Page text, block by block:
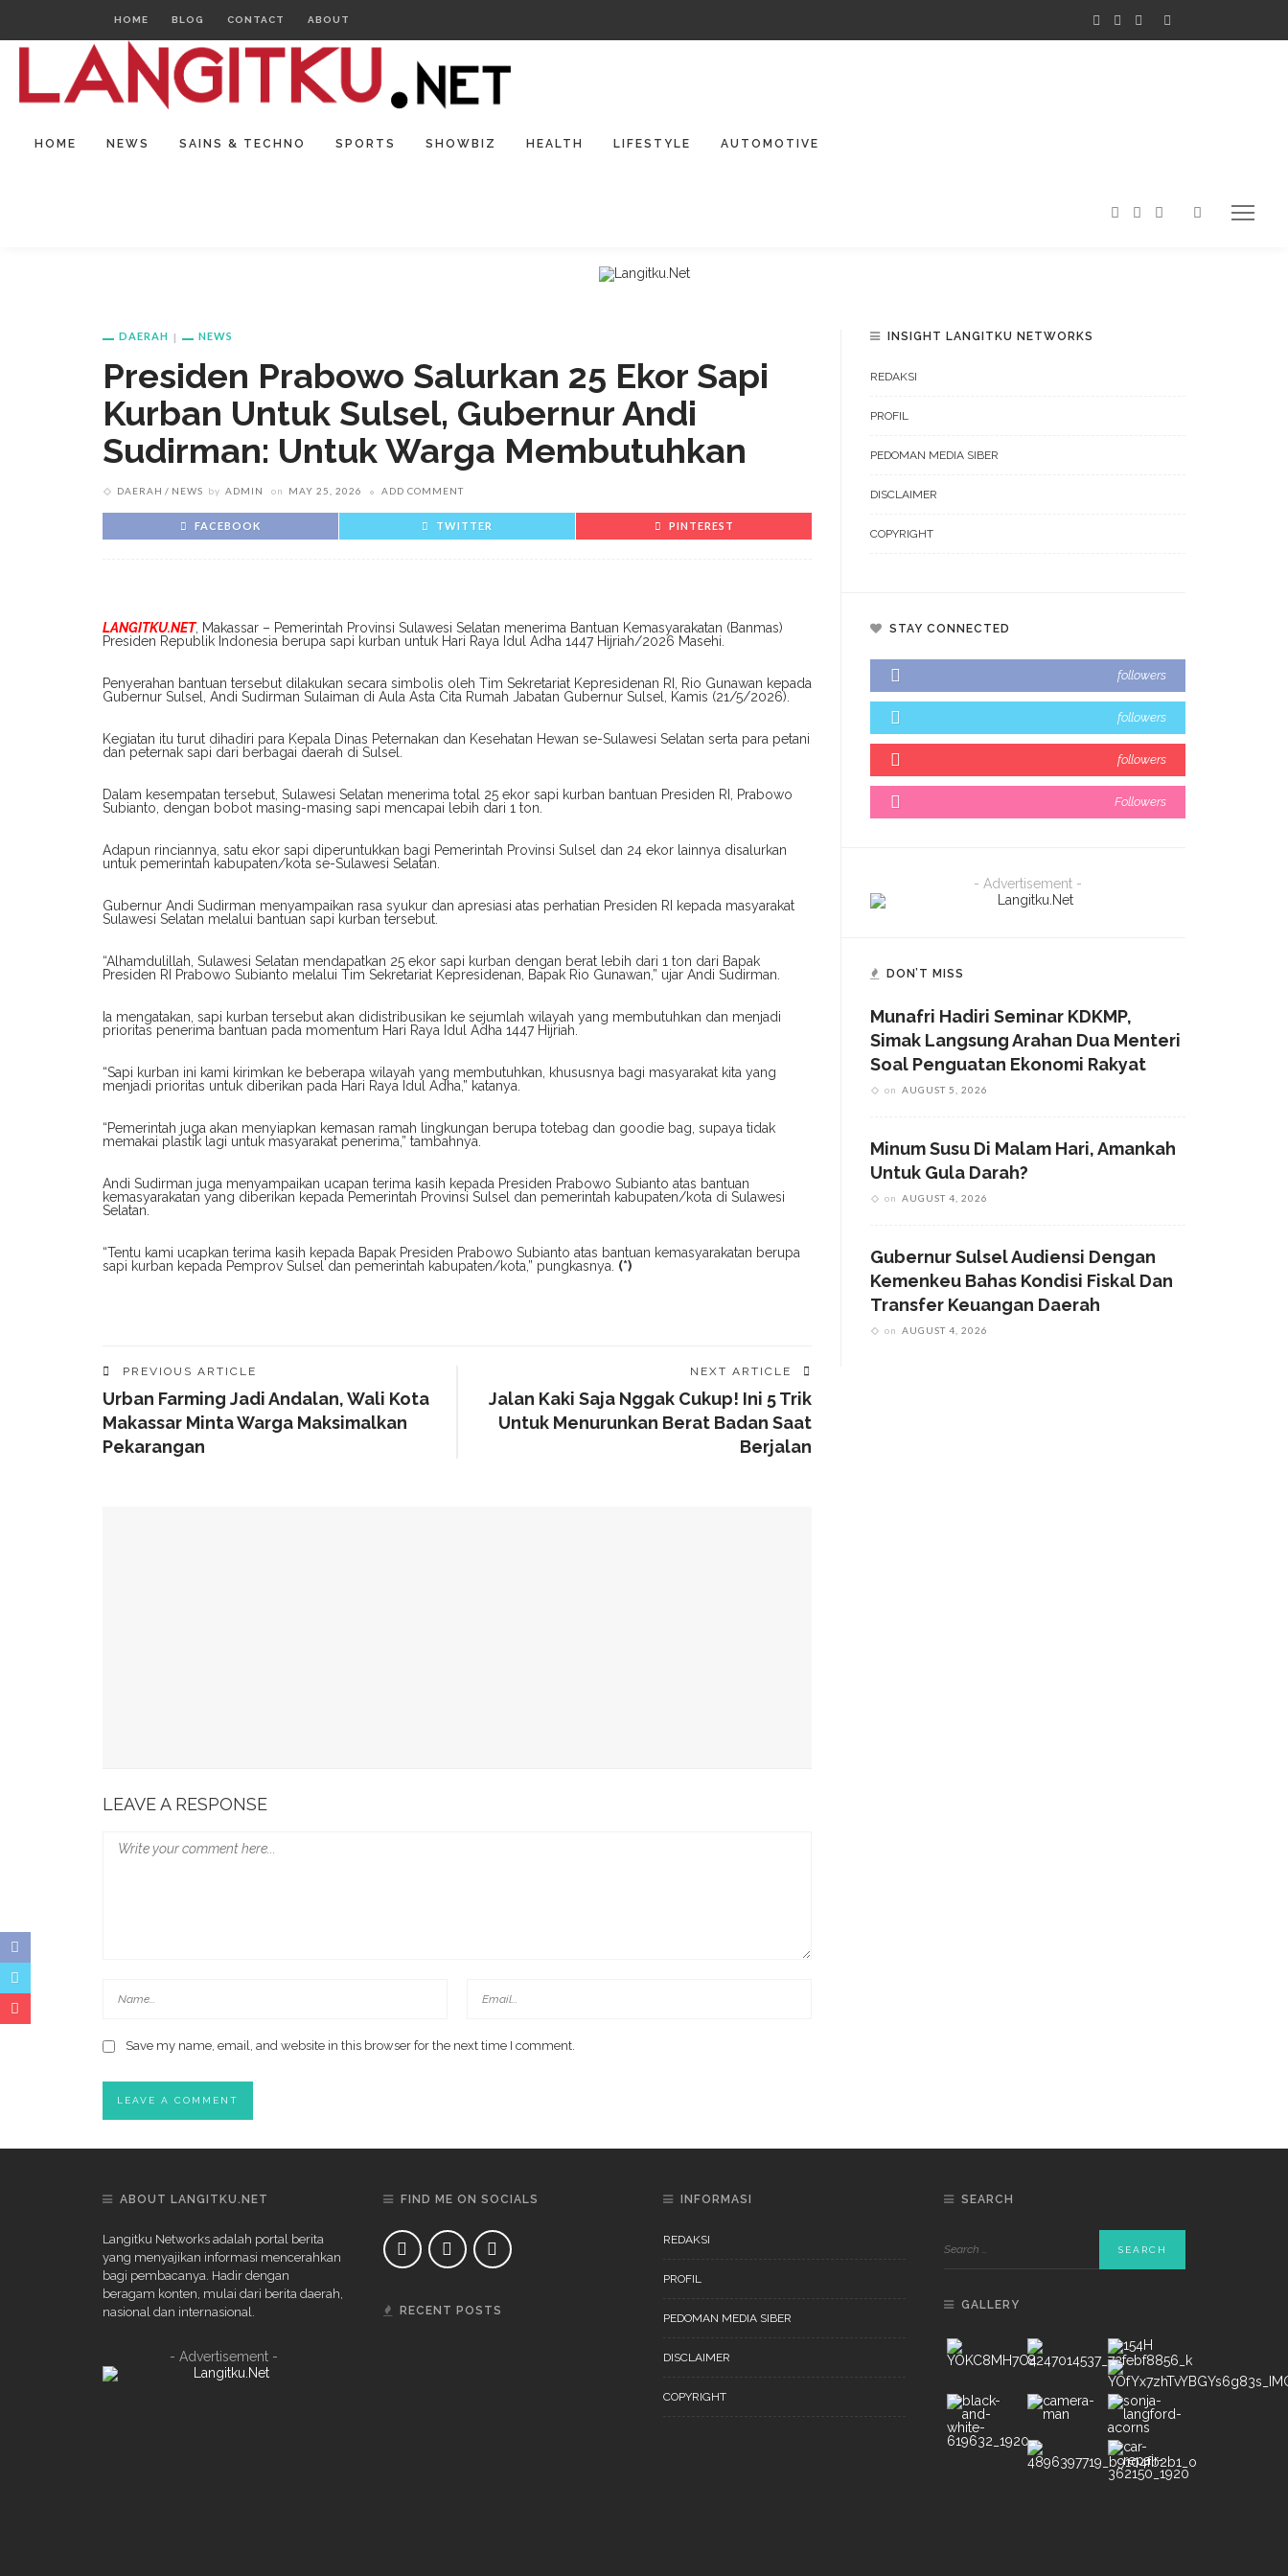
HOME BLOG CONTACT ABOUT
HOME NEWS SAINS & TECHNO SPORTS SHOWBIZ HEALTH LIFESTYLE AUTOMOTIVE
DAERAH NEWS
Presiden Prabowo Salurkan 25 Ekor Sapi
Kurban Untuk Sulsel, Gubernur Andi
Sudirman: Untuk Warga Membutuhkan
DAERAH NEWS by ADMIN on MAY 25, 2026 ADD COMMENT
FACEBOOK TWITTER PINTEREST
LANGITKU.NET, Makassar – Pemerintah Provinsi Sulawesi Selatan menerima Bantuan Kemasyarakatan (Banmas)
Presiden Republik Indonesia berupa sapi kurban untuk Hari Raya Idul Adha 1447 Hijriah/2026 Masehi.
Penyerahan bantuan tersebut dilakukan secara simbolis oleh Tim Sekretariat Kepresidenan RI, Rio Gunawan kepada
Gubernur Sulsel, Andi Sudirman Sulaiman di Aula Asta Cita Rumah Jabatan Gubernur Sulsel, Kamis (21/5/2026).
Kegiatan itu turut dihadiri para Kepala Dinas Peternakan dan Kesehatan Hewan se-Sulawesi Selatan serta para petani
dan peternak sapi dari berbagai daerah di Sulsel.
Dalam kesempatan tersebut, Sulawesi Selatan menerima total 25 ekor sapi kurban bantuan Presiden RI, Prabowo
Subianto, dengan bobot masing-masing sapi mencapai lebih dari 1 ton.
Adapun rinciannya, satu ekor sapi diperuntukkan bagi Pemerintah Provinsi Sulsel dan 24 ekor lainnya disalurkan
untuk pemerintah kabupaten/kota se-Sulawesi Selatan.
Gubernur Andi Sudirman menyampaikan rasa syukur dan apresiasi atas perhatian Presiden RI kepada masyarakat
Sulawesi Selatan melalui bantuan sapi kurban tersebut.
“Alhamdulillah, Sulawesi Selatan mendapatkan 25 ekor sapi kurban dengan berat lebih dari 1 ton dari Bapak
Presiden RI Prabowo Subianto melalui Tim Sekretariat Kepresidenan, Bapak Rio Gunawan,” ujar Andi Sudirman.
Ia mengatakan, sapi kurban tersebut akan didistribusikan ke sejumlah wilayah yang membutuhkan dan menjadi
prioritas penerima bantuan pada momentum Hari Raya Idul Adha 1447 Hijriah.
“Sapi kurban ini kami kirimkan ke beberapa wilayah yang membutuhkan, khususnya bagi masyarakat kita yang
menjadi prioritas untuk diberikan pada Hari Raya Idul Adha,” katanya.
“Pemerintah juga akan menyiapkan kemasan ramah lingkungan berupa totebag dan goodie bag, supaya tidak
memakai plastik lagi untuk masyarakat penerima,” tambahnya.
Andi Sudirman juga menyampaikan ucapan terima kasih kepada Presiden Prabowo Subianto atas bantuan
kemasyarakatan yang diberikan kepada Pemerintah Provinsi Sulsel dan pemerintah kabupaten/kota di Sulawesi
Selatan.
“Tentu kami ucapkan terima kasih kepada Bapak Presiden Prabowo Subianto atas bantuan kemasyarakatan berupa
sapi kurban kepada Pemprov Sulsel dan pemerintah kabupaten/kota,” pungkasnya. (*)
PREVIOUS ARTICLE
Urban Farming Jadi Andalan, Wali Kota
Makassar Minta Warga Maksimalkan
Pekarangan
NEXT ARTICLE
Jalan Kaki Saja Nggak Cukup! Ini 5 Trik
Untuk Menurunkan Berat Badan Saat
Berjalan
LEAVE A RESPONSE
Save my name, email, and website in this browser for the next time I comment.
INSIGHT LANGITKU NETWORKS
REDAKSI
PROFIL
PEDOMAN MEDIA SIBER
DISCLAIMER
COPYRIGHT
STAY CONNECTED
followers
followers
followers
Followers
- Advertisement -
DON’T MISS
Munafri Hadiri Seminar KDKMP,
Simak Langsung Arahan Dua Menteri
Soal Penguatan Ekonomi Rakyat
on AUGUST 5, 2026
Minum Susu Di Malam Hari, Amankah
Untuk Gula Darah?
on AUGUST 4, 2026
Gubernur Sulsel Audiensi Dengan
Kemenkeu Bahas Kondisi Fiskal Dan
Transfer Keuangan Daerah
on AUGUST 4, 2026
ABOUT LANGITKU.NET
Langitku Networks adalah portal berita
yang menyajikan informasi mencerahkan
bagi pembacanya. Hadir dengan
beragam konten, mulai dari berita daerah,
nasional dan internasional.
- Advertisement -
FIND ME ON SOCIALS
RECENT POSTS
INFORMASI
REDAKSI
PROFIL
PEDOMAN MEDIA SIBER
DISCLAIMER
COPYRIGHT
SEARCH
GALLERY